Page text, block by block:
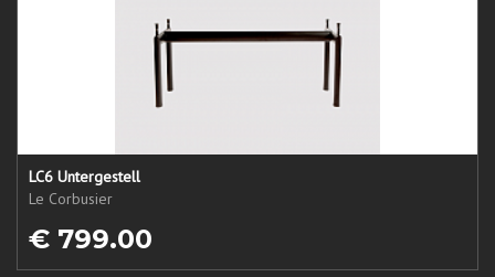
LC6 Untergestell
Le Corbusier
€ 799.00